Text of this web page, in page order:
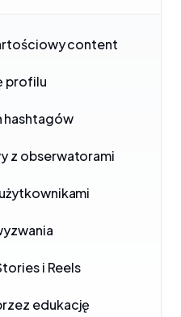
content
profilu
hashtagów
z obserwatorami
i Reels
edukację